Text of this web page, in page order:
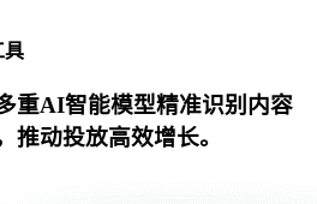
具
重AI智能模型精准识别内容
推动投放高效增长。